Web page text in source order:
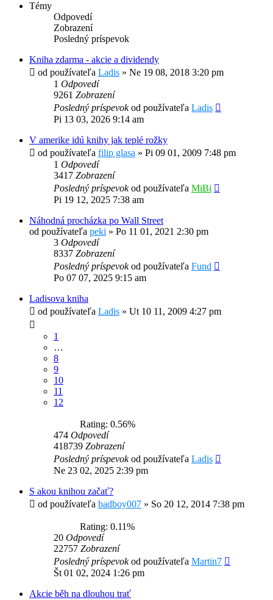
Témy
Odpovedí
Zobrazení
Posledný príspevok
Kniha zdarma - akcie a dividendy
od používateľa Ladis » Ne 19 08, 2018 3:20 pm
1 Odpovedí
9261 Zobrazení
Posledný príspevokod používateľa Ladis
Pi 13 03, 2026 9:14 am
V amerike idú knihy jak teplé rožky
od používateľa filip glasa » Pi 09 01, 2009 7:48 pm
1 Odpovedí
3417 Zobrazení
Posledný príspevokod používateľa MiBi
Pi 19 12, 2025 7:38 am
Náhodná procházka po Wall Street
od používateľa peki » Po 11 01, 2021 2:30 pm
3 Odpovedí
8337 Zobrazení
Posledný príspevokod používateľa Fund
Po 07 07, 2025 9:15 am
Ladisova kniha
od používateľa Ladis » Ut 10 11, 2009 4:27 pm
1
…
8
9
10
11
12
Rating: 0.56%
474 Odpovedí
418739 Zobrazení
Posledný príspevokod používateľa Ladis
Ne 23 02, 2025 2:39 pm
S akou knihou začať?
od používateľa badboy007 » So 20 12, 2014 7:38 pm
Rating: 0.11%
20 Odpovedí
22757 Zobrazení
Posledný príspevokod používateľa Martin7
Št 01 02, 2024 1:26 pm
Akcie běh na dlouhou trať